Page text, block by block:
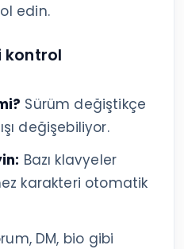
edin.
kontrol
Sürüm değiştikçe
değişebiliyor.
Bazı klavyeler
karakteri otomatik
DM, bio gibi